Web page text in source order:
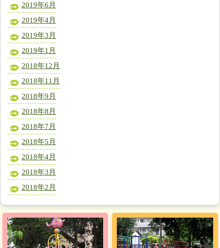
2019年6月
2019年4月
2019年3月
2019年1月
2018年12月
2018年11月
2018年9月
2018年8月
2018年7月
2018年5月
2018年4月
2018年3月
2018年2月